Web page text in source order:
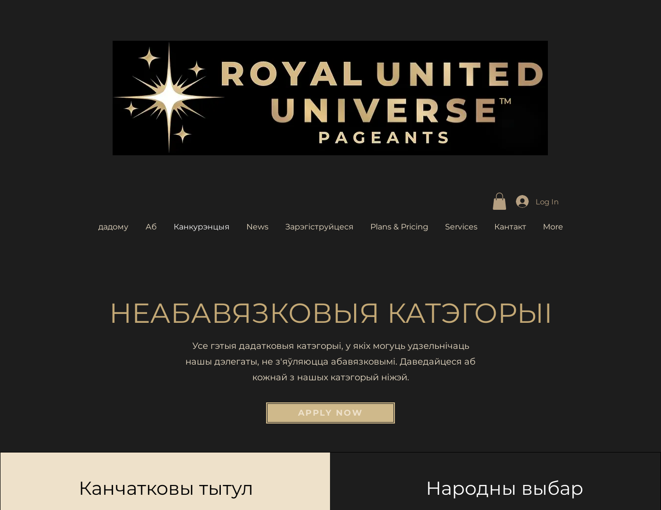
Log In
дадому Аб Канкурэнцыя News Зарэгіструйцеся Plans & Pricing Services Кантакт More
НЕАБАВЯЗКОВЫЯ КАТЭГОРЫІ
Усе гэтыя дадатковыя катэгорыі, у якіх могуць удзельнічаць
нашы дэлегаты, не з'яўляюцца абавязковымі. Даведайцеся аб
кожнай з нашых катэгорый ніжэй.
APPLY NOW
Канчатковы тытул Народны выбар